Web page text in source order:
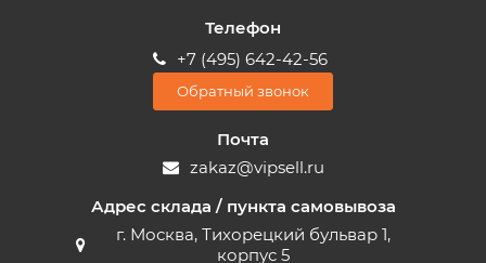
Телефон
+7 (495) 642-42-56
Обратный звонок
Почта
zakaz@vipsell.ru
Адрес склада / пункта самовывоза
г. Москва, Тихорецкий бульвар 1,
корпус 5